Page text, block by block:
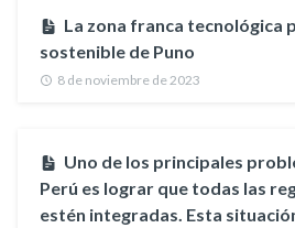
8 de noviembre de 2023
La zona franca tecnológica
sostenible de Puno
Uno de los principales
Perú es lograr que todas las
estén integradas. Esta